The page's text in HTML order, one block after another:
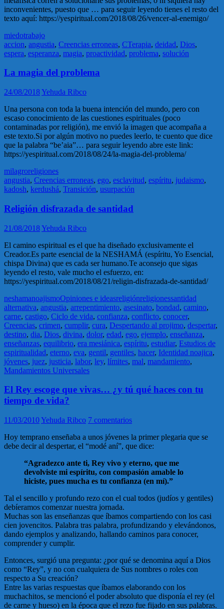
inconvenientes, puesto que … para seguir leyendo tienes el resto del
texto aquí: https://yespiritual.com/2018/08/26/vencer-al-enemigo/
miedotrabajo
accion, angustia, Creencias erroneas, CTerapia, deidad, Dios,
espera, esperanza, magia, proactividad, problema, solución
La magia del problema
24/08/2018Yehuda Ribco
Una persona con toda la buena intención del mundo, pero con
escaso conocimiento de las cuestiones espirituales (poco
contaminadas por religión), me envió la imagen que acompaña a
este texto.Si por algún motivo no puedes leerlo, te cuento que dice
que la palabra “be’aia”… para seguir leyendo abre este link:
https://yespiritual.com/2018/08/24/la-magia-del-problema/
milagroreligiones
angustia, Creencias erroneas, ego, esclavitud, espíritu, judaismo,
kadosh, kerdushá, Transición, usurpación
Religión disfrazada de santidad
21/08/2018Yehuda Ribco
El camino espiritual es el que ha diseñado exclusivamente el
Creador.Es parte esencial de la NESHAMÁ (espíritu, Yo Esencial,
chispa Divina) que es cada ser humano.Te aconsejo que sigas
leyendo el resto, vale mucho el esfuerzo, en:
https://yespiritual.com/2018/08/21/religin-disfrazada-de-santidad/
neshamanoajismoOpiniones e ideasreligiónreligionessantidad
alternativa, angustia, arrepentimiento, asesinato, bondad, camino,
carne, castigo, Ciclo de vida, confianza, conflicto, conocer,
Creencias, crimen, cumplir, cura, Despertando al projimo, despertar,
destino, dia, Dios, divina, dolor, edad, ego, ejemplo, enseñanza,
enseñanzas, equilibrio, era mesiánica, espíritu, estudiar, Estudios de
espiritualidad, eterno, eva, gentil, gentiles, hacer, Identidad noajica,
jóvenes, juez, justicia, labor, ley, límites, mal, mandamiento,
Mandamientos Universales
El Rey escoge que vivas… ¿y tú qué haces con tu
tiempo de vida?
11/03/2010Yehuda Ribco 7 comentarios
Hoy temprano enseñaba a unos jóvenes la primer plegaria que se
debe decir al despertar, el “modé aní”, que dice:
“Agradezco ante ti, Rey vivo y eterno, que me
devolviste mi espíritu, con compasión amable lo
hiciste, pues mucha es tu confianza (en mí).”
Tal el sencillo y profundo rezo con el cual todos (judíos y gentiles)
debíeramos comenzar nuestra jornada.
Muchas son las enseñanzas que íbamos compartiendo con los casi
cien jovencitos. Palabra tras palabra, profundizando y elevándonos,
dando ejemplos y analizando, hallando caminos para conocer,
comprender y cumplir.
Entonces, surgió una pregunta: ¿por qué se denomina aquí a Dios
como “Rey”, y no con cualquiera de Sus nombres o roles con
respecto a Su creación?
Entre las varias respuestas que íbamos elaborando con los
muchachitos, se mencionó el poder absoluto que disponía el rey (el
de carne y hueso) en la época que el rezo fue fijado en sus palabras.